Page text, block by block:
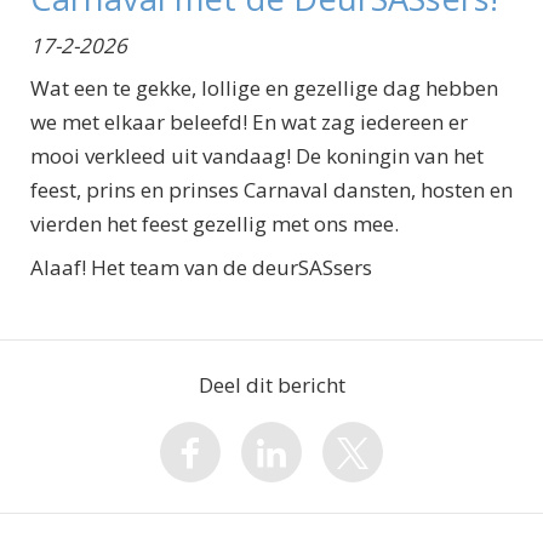
17-2-2026
Wat een te gekke, lollige en gezellige dag hebben
we met elkaar beleefd! En wat zag iedereen er
mooi verkleed uit vandaag! De koningin van het
feest, prins en prinses Carnaval dansten, hosten en
vierden het feest gezellig met ons mee.
Alaaf! Het team van de deurSASsers
Deel dit bericht